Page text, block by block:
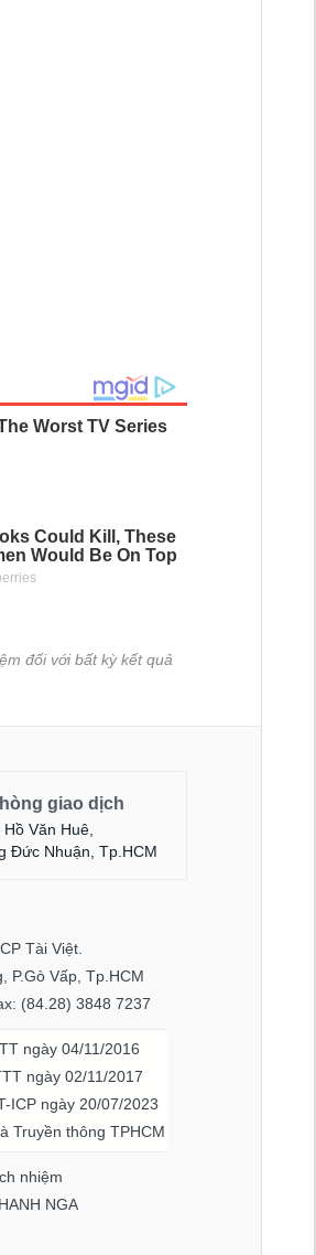
đối với bất kỳ kết quả
giao dịch
Văn Huê,
Đức Nhuận, Tp.HCM
Tài Việt.
P.Gò Vấp, Tp.HCM
(84.28) 3848 7237
ngày 04/11/2016
ngày 02/11/2017
ICP ngày 20/07/2023
Truyền thông TPHCM
nhiệm
NGA